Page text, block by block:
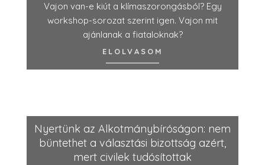
Vajon van-e kiút a klímaszorongásból? Egy
workshop-sorozat szerint igen. Vajon mit
ajánlanak a fiataloknak?
ELOLVASOM
Nyertünk az Alkotmánybíróságon: nem
büntethet a választási bizottság azért,
mert civilek tudósítottak